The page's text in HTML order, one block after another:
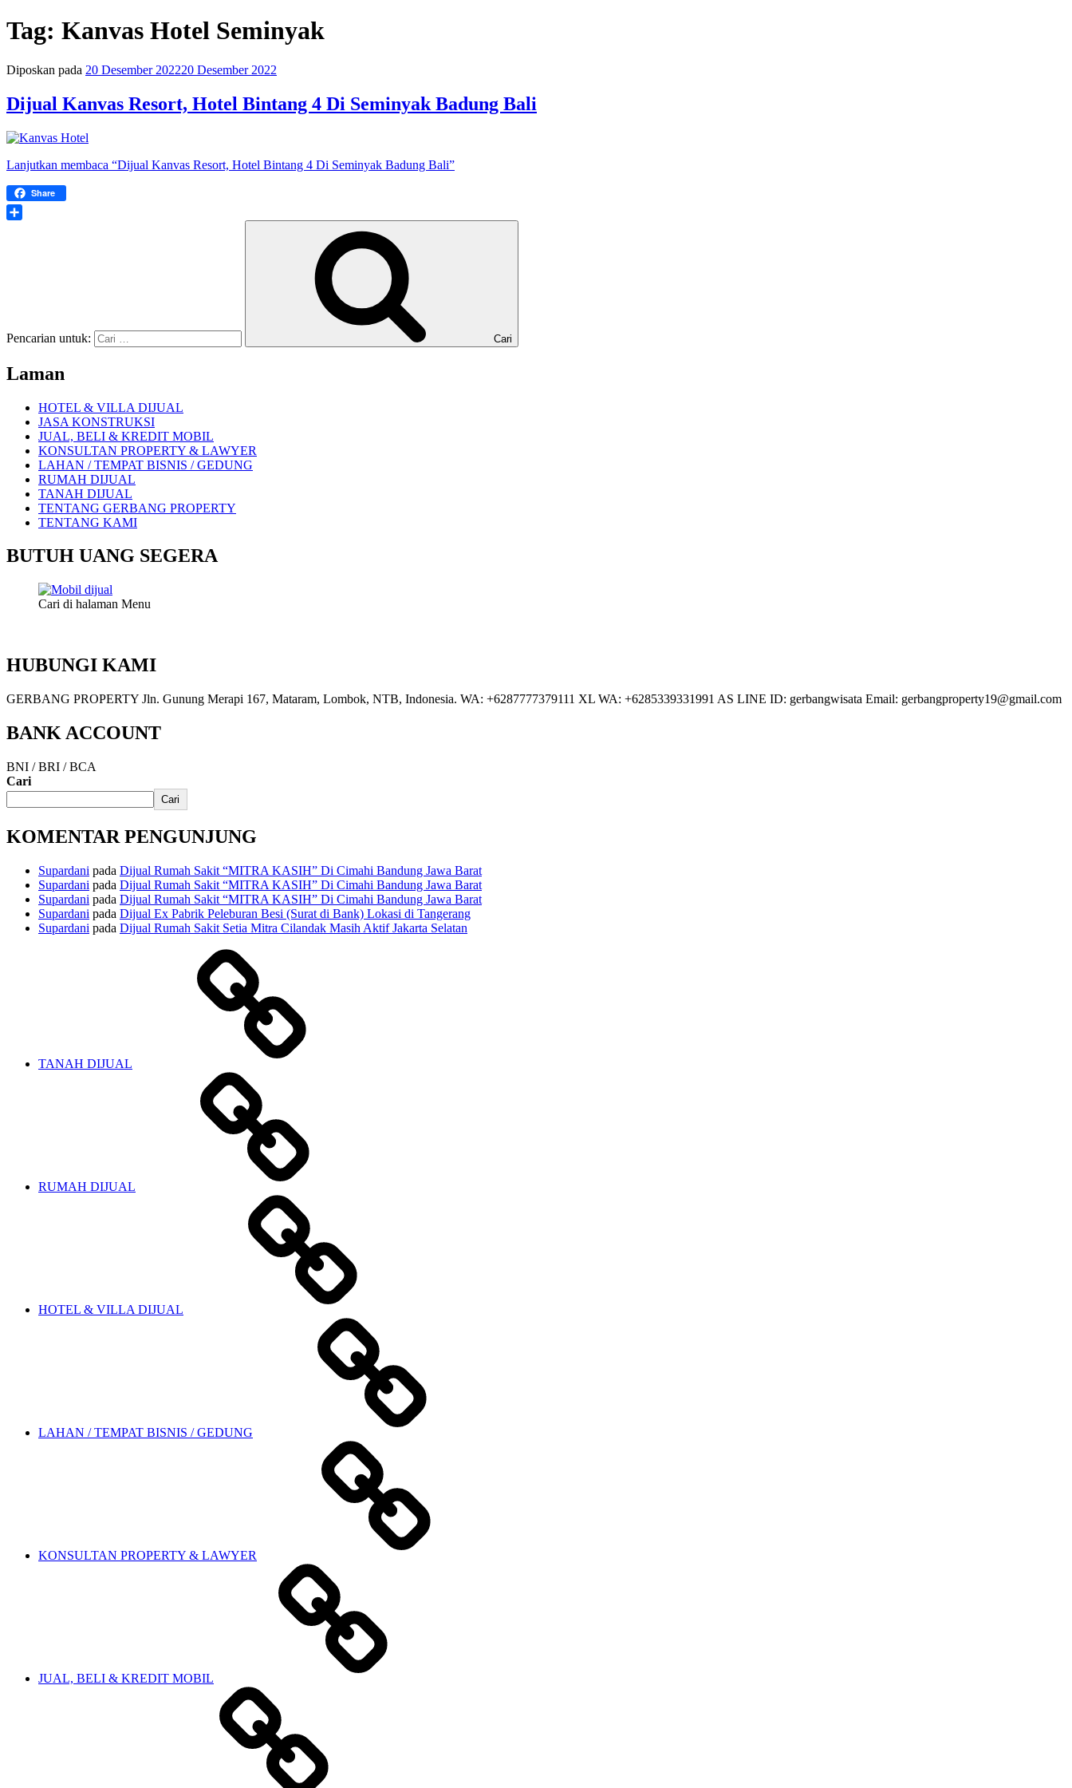
Tag: Kanvas Hotel Seminyak
Diposkan pada 20 Desember 202220 Desember 2022
Dijual Kanvas Resort, Hotel Bintang 4 Di Seminyak Badung Bali
Lanjutkan membaca “Dijual Kanvas Resort, Hotel Bintang 4 Di Seminyak Badung Bali”
Share
Pencarian untuk: Cari
Laman
HOTEL & VILLA DIJUAL
JASA KONSTRUKSI
JUAL, BELI & KREDIT MOBIL
KONSULTAN PROPERTY & LAWYER
LAHAN / TEMPAT BISNIS / GEDUNG
RUMAH DIJUAL
TANAH DIJUAL
TENTANG GERBANG PROPERTY
TENTANG KAMI
BUTUH UANG SEGERA
Cari di halaman Menu
HUBUNGI KAMI
GERBANG PROPERTY Jln. Gunung Merapi 167, Mataram, Lombok, NTB, Indonesia. WA: +6287777379111 XL WA: +6285339331991 AS LINE ID: gerbangwisata Email: gerbangproperty19@gmail.com
BANK ACCOUNT
BNI / BRI / BCA
Cari
Cari
KOMENTAR PENGUNJUNG
Supardani pada Dijual Rumah Sakit “MITRA KASIH” Di Cimahi Bandung Jawa Barat
Supardani pada Dijual Rumah Sakit “MITRA KASIH” Di Cimahi Bandung Jawa Barat
Supardani pada Dijual Rumah Sakit “MITRA KASIH” Di Cimahi Bandung Jawa Barat
Supardani pada Dijual Ex Pabrik Peleburan Besi (Surat di Bank) Lokasi di Tangerang
Supardani pada Dijual Rumah Sakit Setia Mitra Cilandak Masih Aktif Jakarta Selatan
TANAH DIJUAL
RUMAH DIJUAL
HOTEL & VILLA DIJUAL
LAHAN / TEMPAT BISNIS / GEDUNG
KONSULTAN PROPERTY & LAWYER
JUAL, BELI & KREDIT MOBIL